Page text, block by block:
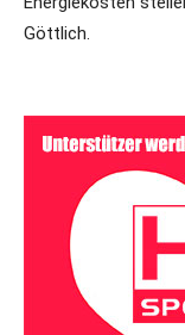
Göttlich.